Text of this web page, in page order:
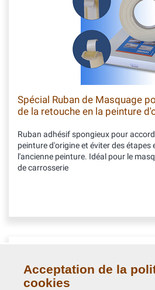
Spécial Ruban de Masquage
de la retouche en la peinture
Ruban adhésif spongieux pour
peinture d'origine et éviter des étapes
l'ancienne peinture. Idéal pour le
de carrosserie
Acceptation de la
cookies